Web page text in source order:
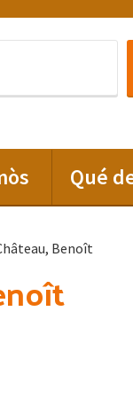
:
Qué
Benoît